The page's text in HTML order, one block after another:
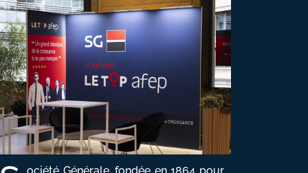
ociété Générale, fondée en 1864 pour